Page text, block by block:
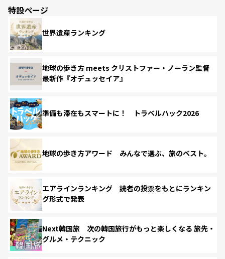
特設ページ
世界遺産ランキング
地球の歩き方 meets クリストファー・ノーラン監督
最新作『オデュッセイア』
準備も滞在もスマートに！ トラベルハック2026
地球の歩き方アワード みんなで選ぶ、旅のベスト。
エアラインランキング 読者の投票をもとにランキン
グ形式で発表
Next韓国旅 次の韓国旅行がもっと楽しくなる 旅先・
グルメ・テクニック